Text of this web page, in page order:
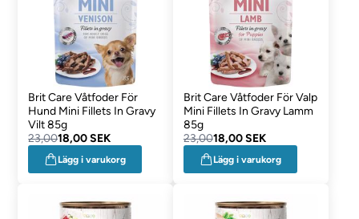
Brit Care Våtfoder För
Hund Mini Fillets In Gravy
Vilt 85g
23,0018,00 SEK
Lägg i varukorg
Brit Care Våtfoder För Valp
Mini Fillets In Gravy Lamm
85g
23,0018,00 SEK
Lägg i varukorg